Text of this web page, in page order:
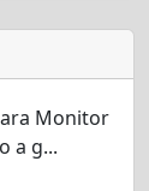
Monitor
a g...